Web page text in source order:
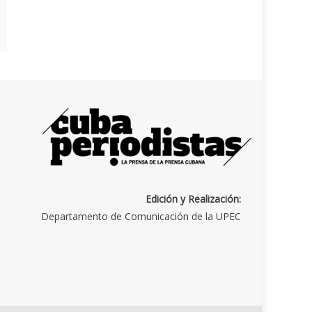
Edición y Realización:
Departamento de Comunicación de la UPEC